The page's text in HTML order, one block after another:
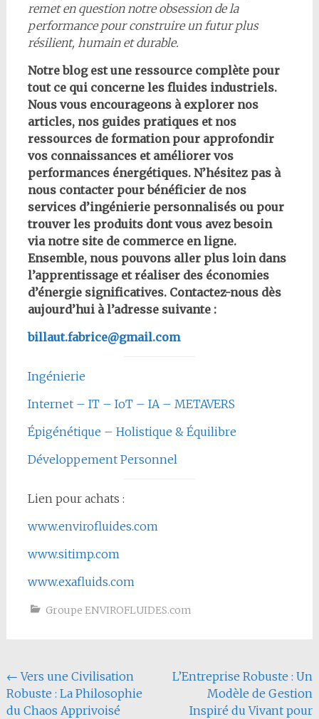
remet en question notre obsession de la
performance pour construire un futur plus
résilient, humain et durable.
Notre blog est une ressource complète pour
tout ce qui concerne les fluides industriels.
Nous vous encourageons à explorer nos
articles, nos guides pratiques et nos
ressources de formation pour approfondir
vos connaissances et améliorer vos
performances énergétiques. N’hésitez pas à
nous contacter pour bénéficier de nos
services d’ingénierie personnalisés ou pour
trouver les produits dont vous avez besoin
via notre site de commerce en ligne.
Ensemble, nous pouvons aller plus loin dans
l’apprentissage et réaliser des économies
d’énergie significatives. Contactez-nous dès
aujourd’hui à l’adresse suivante :
billaut.fabrice@gmail.com
Ingénierie
Internet – IT – IoT – IA – METAVERS
Épigénétique – Holistique & Équilibre
Développement Personnel
Lien pour achats :
www.envirofluides.com
www.sitimp.com
www.exafluids.com
Groupe ENVIROFLUIDES.com
Navigation
de
← Vers une Civilisation
Robuste : La Philosophie
du Chaos Apprivoisé
L’Entreprise Robuste : Un
Modèle de Gestion
Inspiré du Vivant pour